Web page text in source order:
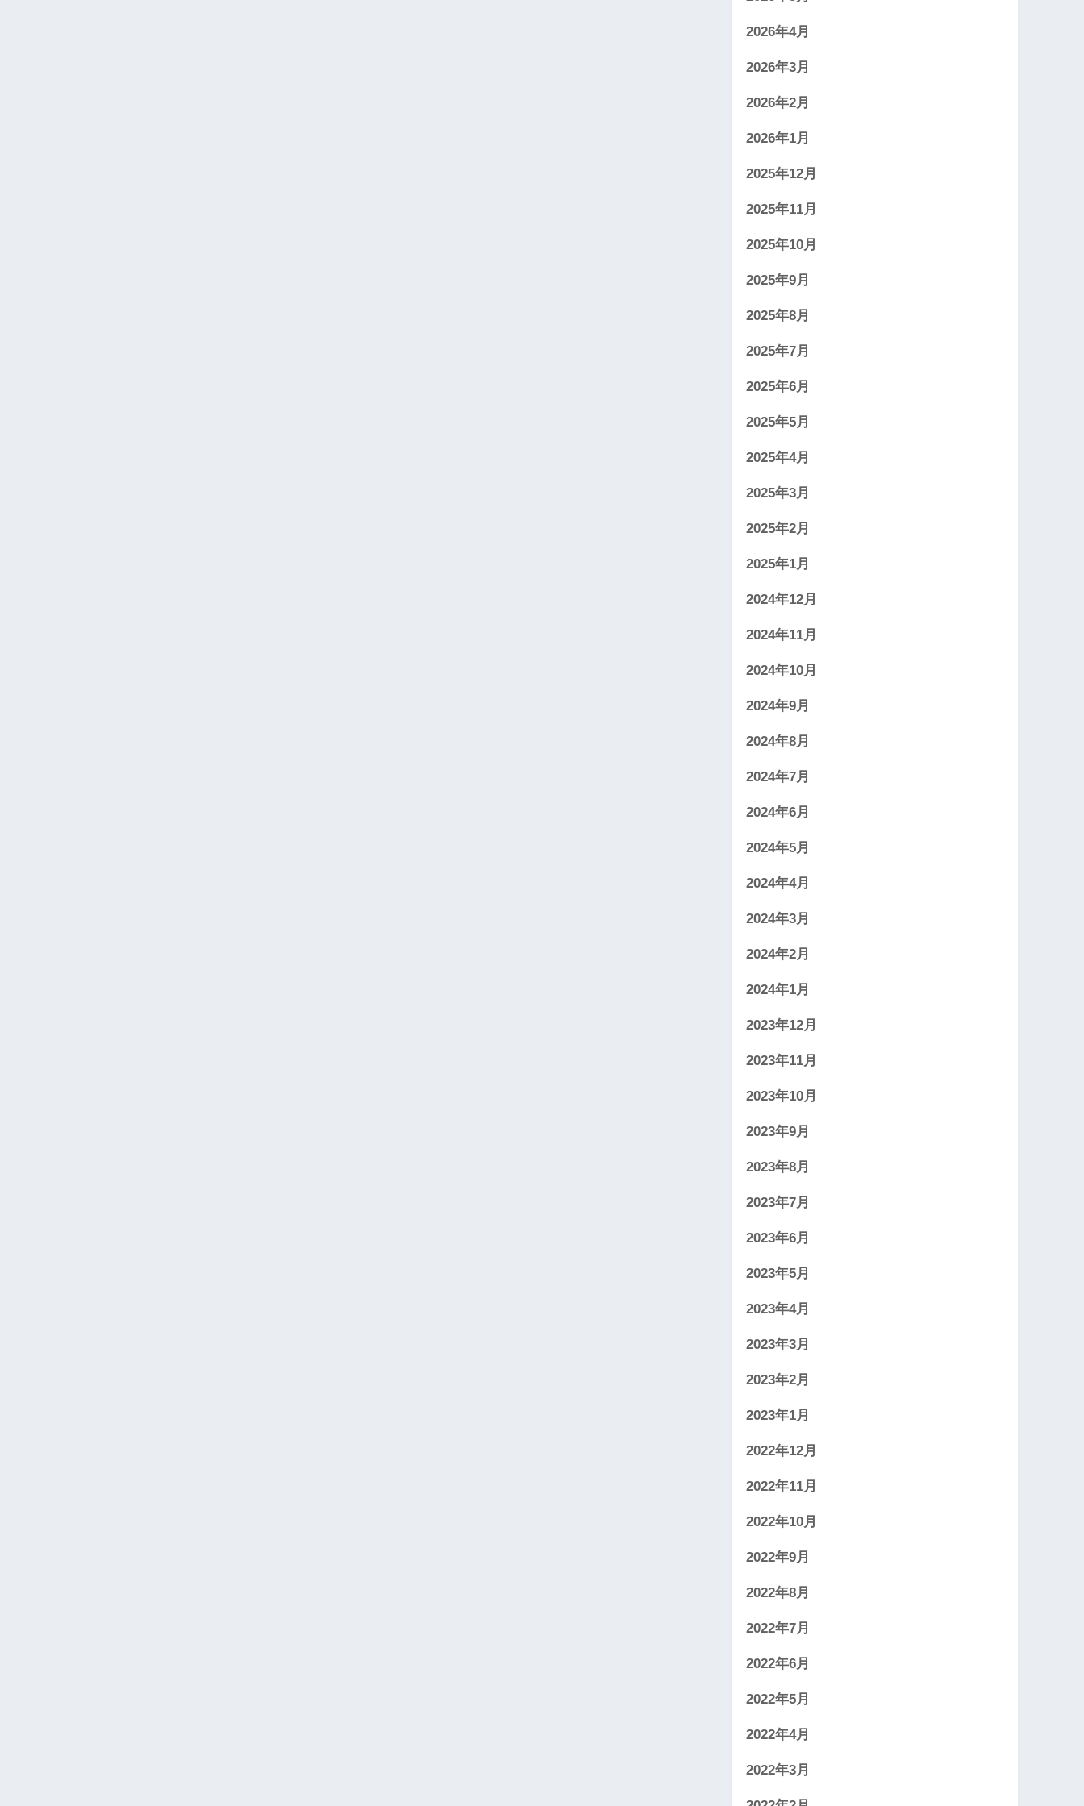
2026年4月
2026年3月
2026年2月
2026年1月
2025年12月
2025年11月
2025年10月
2025年9月
2025年8月
2025年7月
2025年6月
2025年5月
2025年4月
2025年3月
2025年2月
2025年1月
2024年12月
2024年11月
2024年10月
2024年9月
2024年8月
2024年7月
2024年6月
2024年5月
2024年4月
2024年3月
2024年2月
2024年1月
2023年12月
2023年11月
2023年10月
2023年9月
2023年8月
2023年7月
2023年6月
2023年5月
2023年4月
2023年3月
2023年2月
2023年1月
2022年12月
2022年11月
2022年10月
2022年9月
2022年8月
2022年7月
2022年6月
2022年5月
2022年4月
2022年3月